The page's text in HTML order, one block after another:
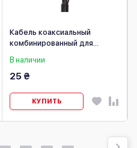
Кабель коаксиальный
комбинированный для
видеонаблюдения(turbohd,
hdcvi), черный
В наличии
25 ₴
КУПИТЬ